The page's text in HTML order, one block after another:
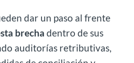
dar un paso al frente
brecha dentro de sus
auditorías retributivas,